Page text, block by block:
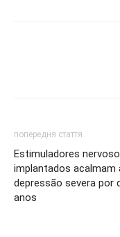
попередня стаття
Estimuladores
implantados acalmam
depressão severa por
anos